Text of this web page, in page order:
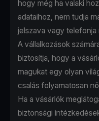
hogy még ha valaki
adataihoz, nem tudja
jelszava vagy telefonja
A vállalkozások
biztosítja, hogy a
magukat egy olyan
csalás folyamatosan
Ha a vásárlók
biztonsági